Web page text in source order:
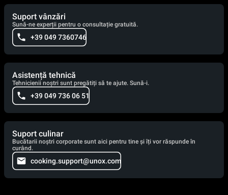
Suport vânzări
Sună-ne experții pentru o consultație gratuită.
+39 049 7360746
Asistență tehnică
Tehnicienii noștri sunt pregătiți să te ajute. Sună-i.
+39 049 736 06 51
Suport culinar
Bucătarii noștri corporate sunt aici pentru tine și îți vor răspunde în
curând.
cooking.support@unox.com